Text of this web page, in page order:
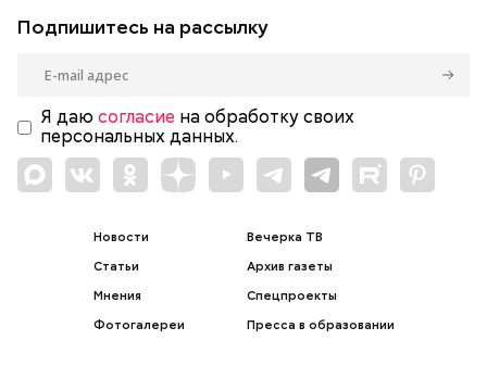
Подпишитесь на рассылку
Я даю согласие на обработку своих
персональных данных.
Новости
Статьи
Мнения
Фотогалереи
Вечерка ТВ
Архив газеты
Спецпроекты
Пресса в образовании